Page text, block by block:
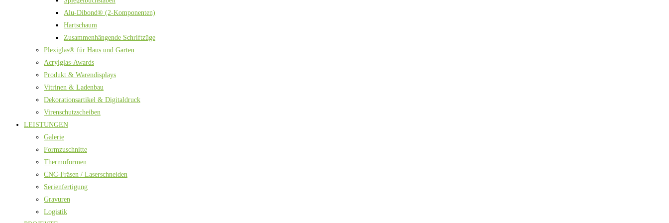
Alu-Dibond® (2-Komponenten)
Hartschaum
Zusammenhängende Schriftzüge
Plexiglas® für Haus und Garten
Acrylglas-Awards
Produkt & Warendisplays
Vitrinen & Ladenbau
Dekorationsartikel & Digitaldruck
Virenschutzscheiben
LEISTUNGEN
Galerie
Formzuschnitte
Thermoformen
CNC-Fräsen / Laserschneiden
Serienfertigung
Gravuren
Logistik